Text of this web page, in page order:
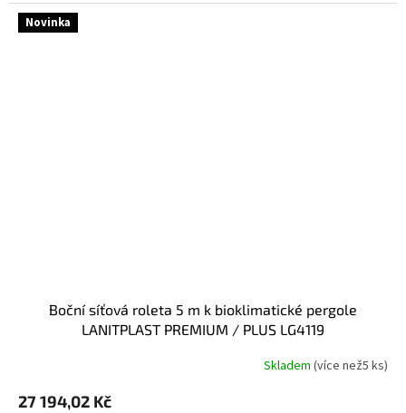
Novinka
boční síťová roleta 5 m k bioklimatické pergole
LANITPLAST PREMIUM / PLUS LG4119
Skladem (více než5 ks)
27 194,02 Kč